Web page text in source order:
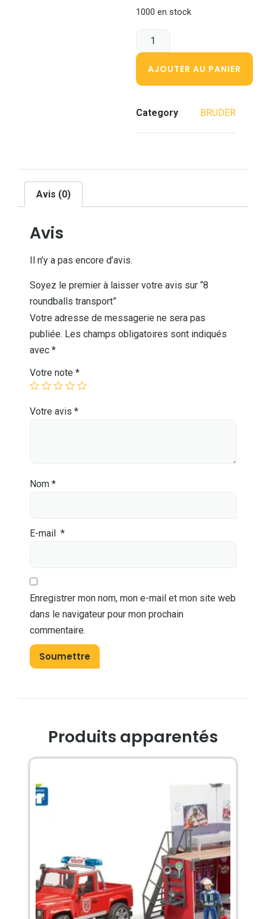
1000 en stock
AJOUTER AU PANIER
Category BRUDER
Avis (0)
Avis
Il n’y a pas encore d’avis.
Soyez le premier à laisser votre avis sur “8
roundballs transport”
Votre adresse de messagerie ne sera pas
publiée. Les champs obligatoires sont indiqués
avec *
Votre note *
Votre avis *
Nom *
E-mail *
Enregistrer mon nom, mon e-mail et mon site web
dans le navigateur pour mon prochain
commentaire.
Produits apparentés